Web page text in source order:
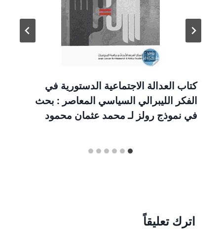
كتاب العدالة الاجتماعية الدستورية في
الفكر الليبرالي السياسي المعاصر : بحث
في نموذج رولز لـ محمد عثمان محمود
اترك تعليقاً